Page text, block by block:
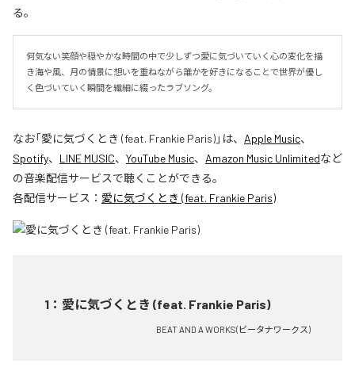
る。
何気ない笑顔や穏やかな時間の中で少しずつ愛に気づいていく心の変化を描
き海や風、月の情景に想いを重ねながら誰かを好きになることで世界が優し
く色づいていく瞬間を繊細に綴ったラブソング。
なお「愛に気づくとき (feat. Frankie Paris)」は、 Apple Music、
Spotify、 LINE MUSIC、 YouTube Music、 Amazon Music Unlimitedなど
の音楽配信サービスで聴くことができる。
各配信サービス： 愛に気づくとき (feat. Frankie Paris)
1 ： 愛に気づくとき (feat. Frankie Paris)
BEAT AND A WORKS(ビータナワークス)